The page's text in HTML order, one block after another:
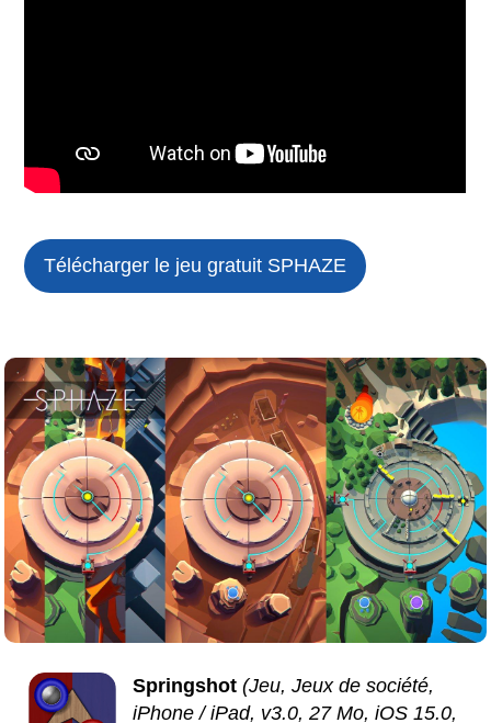
Télécharger le jeu gratuit SPHAZE
Springshot (Jeu, Jeux de société,
iPhone / iPad, v3.0, 27 Mo, iOS 15.0,